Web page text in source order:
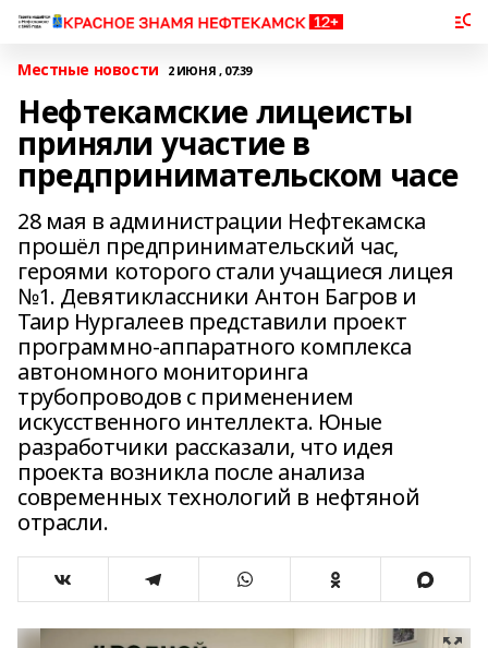
Местные новости 2 ИЮНЯ , 07:39
Нефтекамские лицеисты
приняли участие в
предпринимательском часе
28 мая в администрации Нефтекамска
прошёл предпринимательский час,
героями которого стали учащиеся лицея
№1. Девятиклассники Антон Багров и
Таир Нургалеев представили проект
программно-аппаратного комплекса
автономного мониторинга
трубопроводов с применением
искусственного интеллекта. Юные
разработчики рассказали, что идея
проекта возникла после анализа
современных технологий в нефтяной
отрасли.